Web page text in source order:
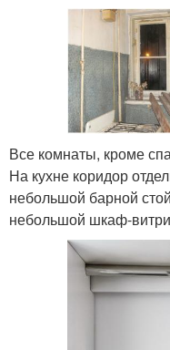
Все комнаты, кроме
На кухне коридор
небольшой барной
небольшой шкаф-